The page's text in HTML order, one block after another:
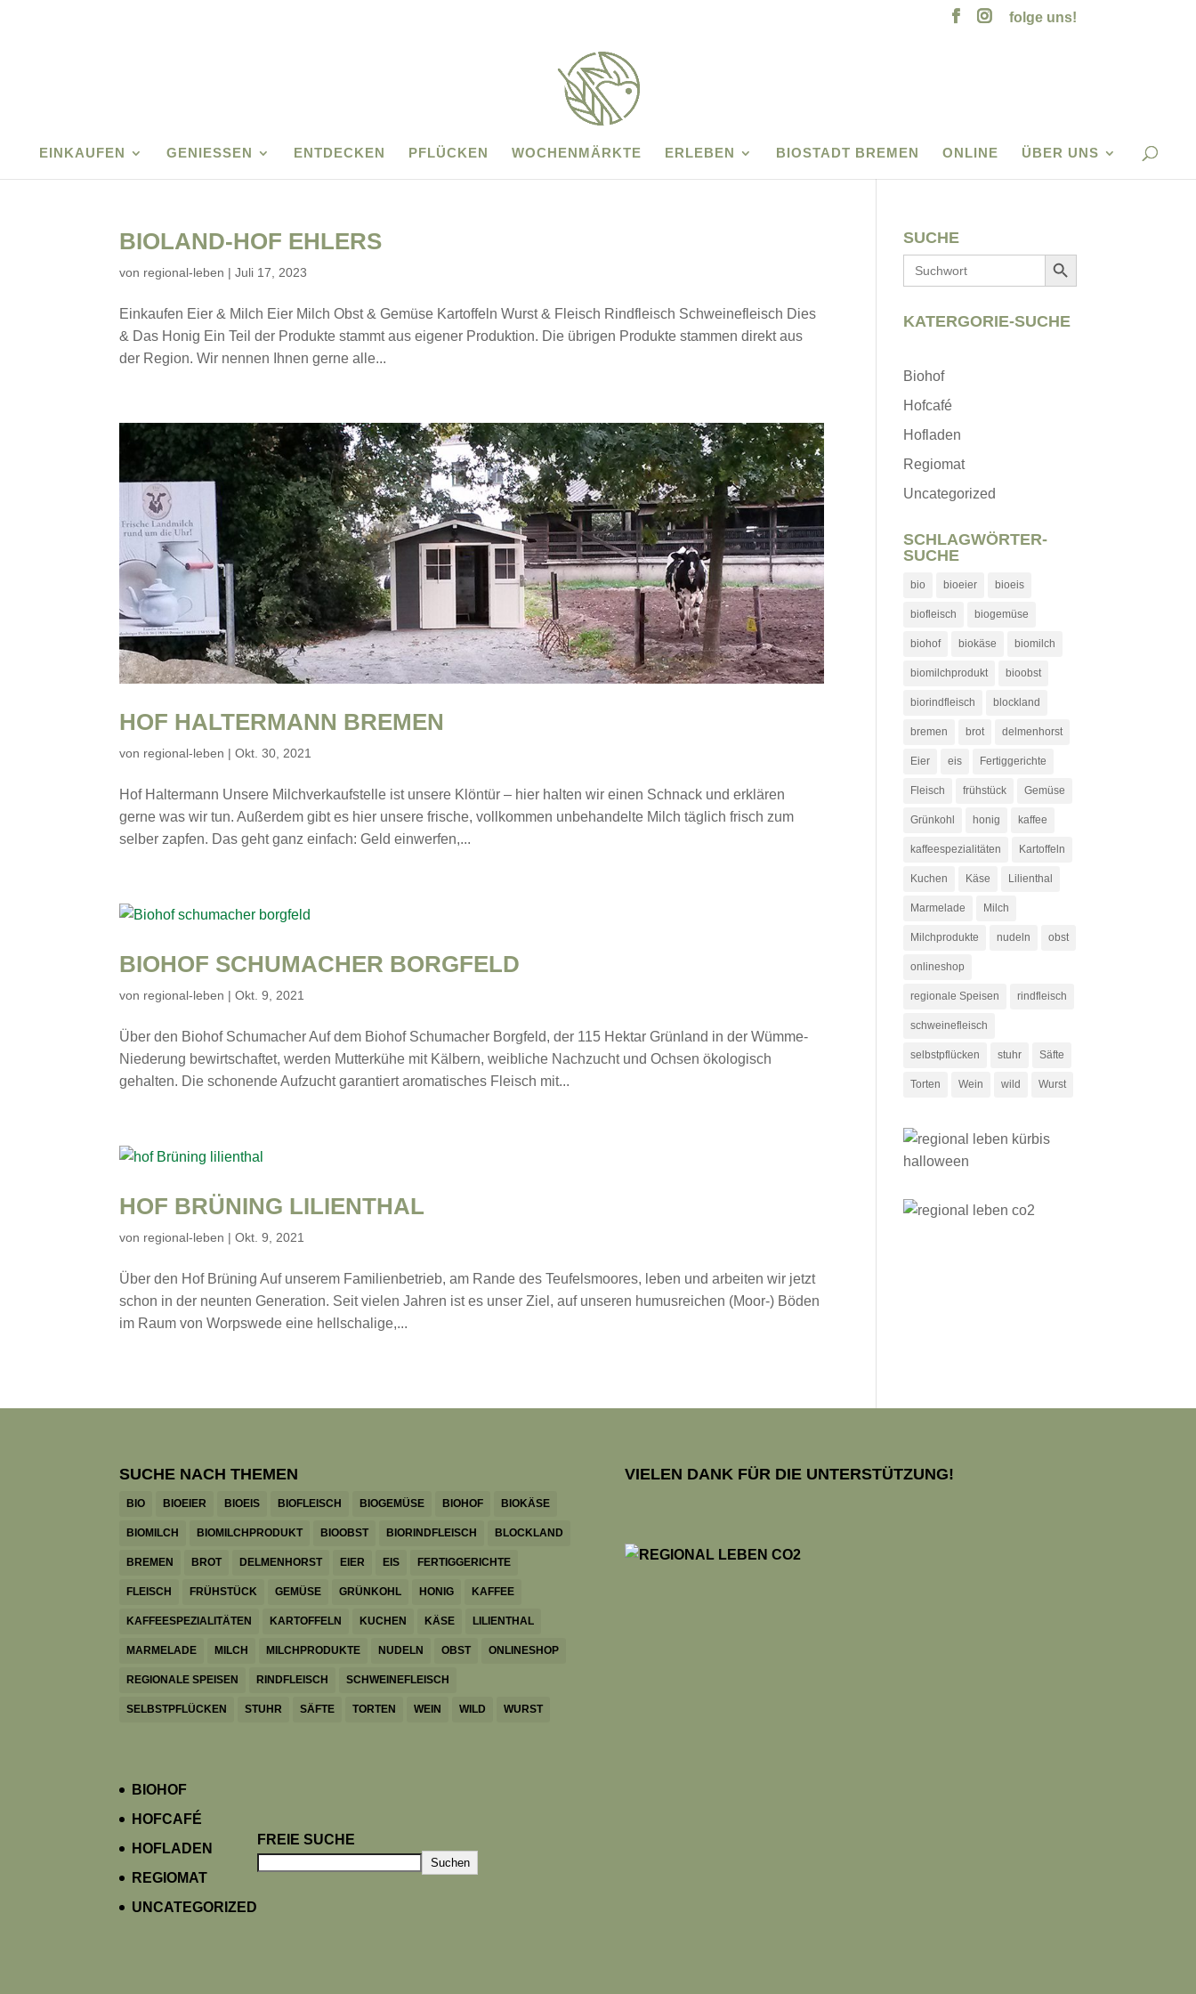
folge uns!
EINKAUFEN GENIESSEN ENTDECKEN PFLÜCKEN WOCHENMÄRKTE ERLEBEN BIOSTADT BREMEN ONLINE ÜBER UNS
BIOLAND-HOF EHLERS
von regional-leben |Juli 17, 2023
Einkaufen Eier & Milch Eier Milch Obst & Gemüse Kartoffeln Wurst & Fleisch Rindfleisch Schweinefleisch Dies
& Das Honig Ein Teil der Produkte stammt aus eigener Produktion. Die übrigen Produkte stammen direkt aus
der Region. Wir nennen Ihnen gerne alle...
HOF HALTERMANN BREMEN
von regional-leben |Okt. 30, 2021
Hof Haltermann Unsere Milchverkaufstelle ist unsere Klöntür – hier halten wir einen Schnack und erklären
gerne was wir tun. Außerdem gibt es hier unsere frische, vollkommen unbehandelte Milch täglich frisch zum
selber zapfen. Das geht ganz einfach: Geld einwerfen,...
BIOHOF SCHUMACHER BORGFELD
von regional-leben |Okt. 9, 2021
Über den Biohof Schumacher Auf dem Biohof Schumacher Borgfeld, der 115 Hektar Grünland in der Wümme-
Niederung bewirtschaftet, werden Mutterkühe mit Kälbern, weibliche Nachzucht und Ochsen ökologisch
gehalten. Die schonende Aufzucht garantiert aromatisches Fleisch mit...
HOF BRÜNING LILIENTHAL
von regional-leben |Okt. 9, 2021
Über den Hof Brüning Auf unserem Familienbetrieb, am Rande des Teufelsmoores, leben und arbeiten wir jetzt
schon in der neunten Generation. Seit vielen Jahren ist es unser Ziel, auf unseren humusreichen (Moor-) Böden
im Raum von Worpswede eine hellschalige,...
SUCHE
Search
for:
Search Button
KATERGORIE-SUCHE
Biohof
Hofcafé
Hofladen
Regiomat
Uncategorized
SCHLAGWÖRTER-
SUCHE
bio bioeier bioeis
biofleisch biogemüse
biohof biokäse biomilch
biomilchprodukt bioobst
biorindfleisch blockland
bremen brot delmenhorst
Eier eis Fertiggerichte
Fleisch frühstück Gemüse
Grünkohl honig kaffee
kaffeespezialitäten Kartoffeln
Kuchen Käse Lilienthal
Marmelade Milch
Milchprodukte nudeln obst
onlineshop
regionale Speisen rindfleisch
schweinefleisch
selbstpflücken stuhr Säfte
Torten Wein wild Wurst
SUCHE NACH THEMEN
BIO BIOEIER BIOEIS BIOFLEISCH BIOGEMÜSE BIOHOF BIOKÄSE
BIOMILCH BIOMILCHPRODUKT BIOOBST BIORINDFLEISCH BLOCKLAND
BREMEN BROT DELMENHORST EIER EIS FERTIGGERICHTE
FLEISCH FRÜHSTÜCK GEMÜSE GRÜNKOHL HONIG KAFFEE
KAFFEESPEZIALITÄTEN KARTOFFELN KUCHEN KÄSE LILIENTHAL
MARMELADE MILCH MILCHPRODUKTE NUDELN OBST ONLINESHOP
REGIONALE SPEISEN RINDFLEISCH SCHWEINEFLEISCH
SELBSTPFLÜCKEN STUHR SÄFTE TORTEN WEIN WILD WURST
BIOHOF
HOFCAFÉ
HOFLADEN
REGIOMAT
UNCATEGORIZED
FREIE SUCHE
Suchen
VIELEN DANK FÜR DIE UNTERSTÜTZUNG!